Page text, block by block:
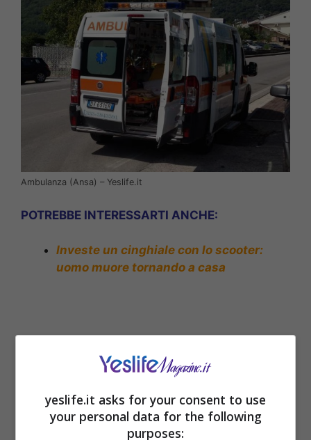
Ambulanza (Ansa) – Yeslife.it
POTREBBE INTERESSARTI ANCHE:
Investe un cinghiale con lo scooter:
uomo muore tornando a casa
yeslife.it asks for your consent to use
your personal data for the following
purposes: